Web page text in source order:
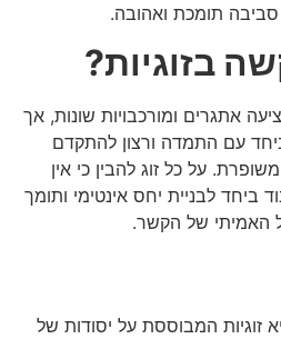
סביבה תומכת ואהובה.
בזוגיות?
אתגרים ומורכבויות שונות, אך
עם התמדה ורצון להתקדם
על כל זוג להבין כי אין
ביחד לבניית יחס אינטימי ותומך
האמיתי של הקשר.
זוגיות המבוססת על יסודות של